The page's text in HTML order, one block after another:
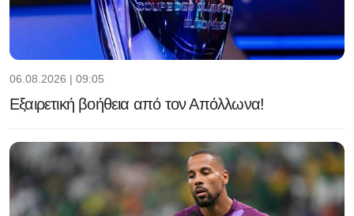
06.08.2026 | 09:05
Εξαιρετική βοήθεια από τον Απόλλωνα!